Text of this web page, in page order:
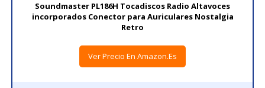
Soundmaster PL186H Tocadiscos Radio Altavoces
incorporados Conector para Auriculares Nostalgia
Retro
Ver Precio En Amazon.es